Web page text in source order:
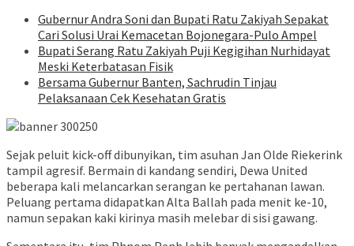
Gubernur Andra Soni dan Bupati Ratu Zakiyah Sepakat
Cari Solusi Urai Kemacetan Bojonegara-Pulo Ampel
Bupati Serang Ratu Zakiyah Puji Kegigihan Nurhidayat
Meski Keterbatasan Fisik
Bersama Gubernur Banten, Sachrudin Tinjau
Pelaksanaan Cek Kesehatan Gratis
Sejak peluit kick-off dibunyikan, tim asuhan Jan Olde Riekerink
tampil agresif. Bermain di kandang sendiri, Dewa United
beberapa kali melancarkan serangan ke pertahanan lawan.
Peluang pertama didapatkan Alta Ballah pada menit ke-10,
namun sepakan kaki kirinya masih melebar di sisi gawang.